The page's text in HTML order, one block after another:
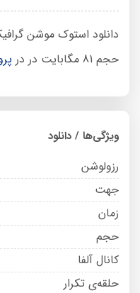
دانلود استوک موشن
حجم 81 مگابایت در در
ویژگی‌ها / دانلود
رزولوشن
جهت
زمان
حجم
کانال آلفا
حلقه‌ی تکرار